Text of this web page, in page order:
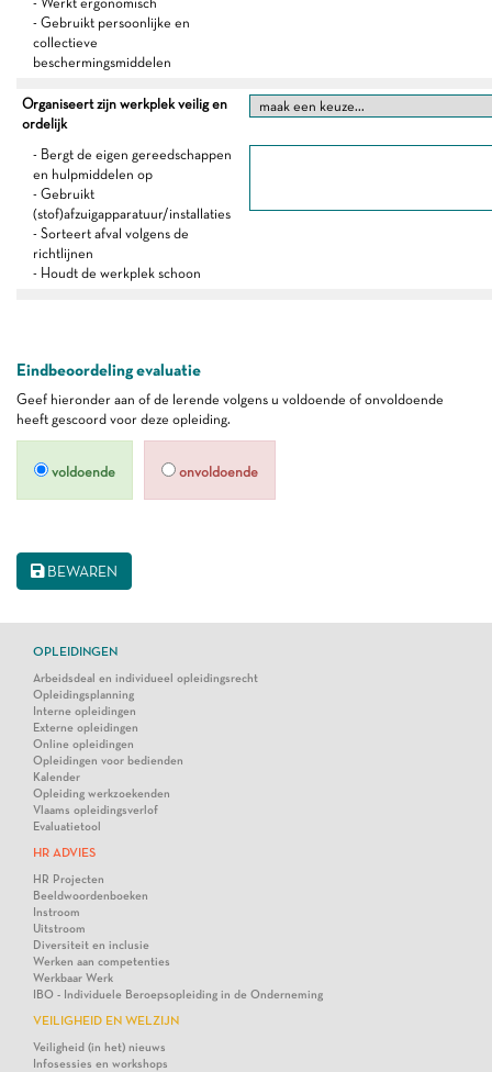
- Gebruikt persoonlijke en
collectieve
beschermingsmiddelen
Organiseert zijn werkplek veilig en
ordelijk
- Bergt de eigen gereedschappen
en hulpmiddelen op
- Gebruikt
(stof)afzuigapparatuur/installaties
- Sorteert afval volgens de
richtlijnen
- Houdt de werkplek schoon
Eindbeoordeling evaluatie
Geef hieronder aan of de lerende volgens u voldoende of onvoldoende
heeft gescoord voor deze opleiding.
voldoende onvoldoende
BEWAREN
OPLEIDINGEN
Arbeidsdeal en individueel opleidingsrecht
Opleidingsplanning
Interne opleidingen
Externe opleidingen
Online opleidingen
Opleidingen voor bedienden
Kalender
Opleiding werkzoekenden
Vlaams opleidingsverlof
Evaluatietool
HR ADVIES
HR Projecten
Beeldwoordenboeken
Instroom
Uitstroom
Diversiteit en inclusie
Werken aan competenties
Werkbaar Werk
IBO - Individuele Beroepsopleiding in de Onderneming
VEILIGHEID EN WELZIJN
Veiligheid (in het) nieuws
Infosessies en workshops